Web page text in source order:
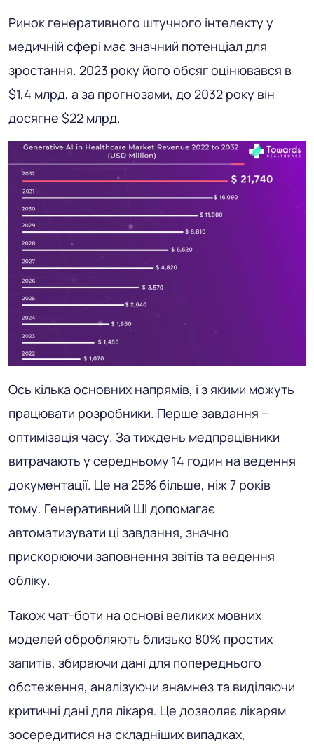
Ринок генеративного штучного інтелекту у
медичній сфері має значний потенціал для
зростання. 2023 року його обсяг оцінювався в
$1,4 млрд, а за прогнозами, до 2032 року він
досягне $22 млрд.
Ось кілька основних напрямів, і з якими можуть
працювати розробники. Перше завдання –
оптимізація часу. За тиждень медпрацівники
витрачають у середньому 14 годин на ведення
документації. Це на 25% більше, ніж 7 років
тому. Генеративний ШІ допомагає
автоматизувати ці завдання, значно
прискорюючи заповнення звітів та ведення
обліку.
Також чат-боти на основі великих мовних
моделей обробляють близько 80% простих
запитів, збираючи дані для попереднього
обстеження, аналізуючи анамнез та виділяючи
критичні дані для лікаря. Це дозволяє лікарям
зосередитися на складніших випадках,